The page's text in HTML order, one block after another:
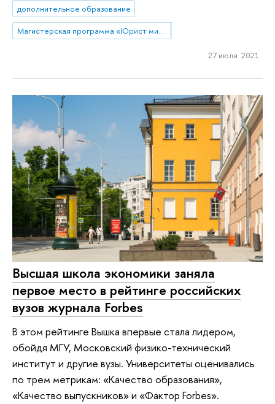
дополнительное образование
Магистерская программа «Юрист мирового финансового рынка»
27 июля 2021
Высшая школа экономики заняла
первое место в рейтинге российских
вузов журнала Forbes
В этом рейтинге Вышка впервые стала лидером,
обойдя МГУ, Московский физико-технический
институт и другие вузы. Университеты оценивались
по трем метрикам: «Качество образования»,
«Качество выпускников» и «Фактор Forbes».